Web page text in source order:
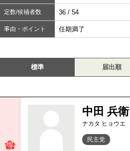
定数/候補者数 36 / 54
事由・ポイント 任期満了
標準 届出順
中田 兵衛
ナカタ ヒョウエ
民主党